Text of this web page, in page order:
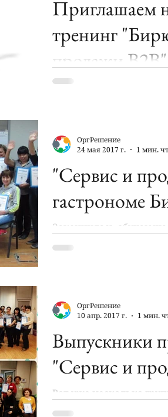
Приглашаем
тренинг
продажи В2В"
августа!
На тренингах продаж по
"Сервис и
гастрономе
Закончилась
ОргРешение
24 мая 2017 г.
1 мин.
Выпускники
"Сервис и
Вот уже несколько
ОргРешение
10 апр. 2017 г.
1 мин.